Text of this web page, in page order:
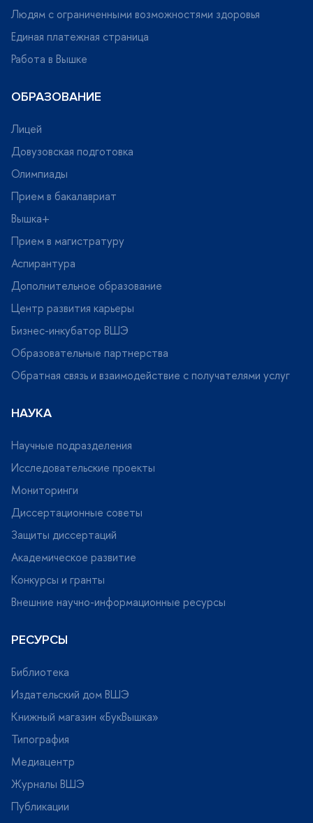
Людям с ограниченными возможностями здоровья
Единая платежная страница
Работа в Вышке
ОБРАЗОВАНИЕ
Лицей
Довузовская подготовка
Олимпиады
Прием в бакалавриат
ышка+
Прием в магистратуру
Аспирантура
Дополнительное образование
Центр развития карьеры
Бизнес-инкубатор ВШЭ
Образовательные партнерства
Обратная связь и взаимодействие с получателями услу
НАУКА
Научные подразделения
Исследовательские проекты
Мониторинги
Диссертационные советы
Защиты диссертаций
Академическое развитие
Конкурсы и гранты
нешние научно-информационные ресурсы
РЕСУРСЫ
Библиотека
Издательский дом ВШЭ
Книжный магазин «БукВышка»
Типография
Медиацентр
Журналы ВШЭ
Публикации